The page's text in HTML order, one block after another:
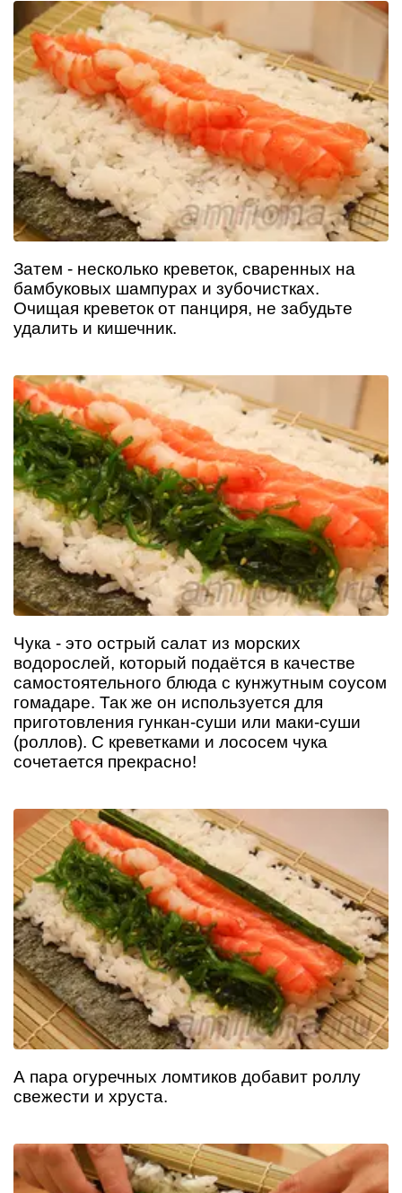
Затем - несколько креветок, сваренных на
бамбуковых шампурах и зубочистках.
Очищая креветок от панциря, не забудьте
удалить и кишечник.
Чука - это острый салат из морских
водорослей, который подаётся в качестве
самостоятельного блюда с кунжутным соусом
гомадаре. Так же он используется для
приготовления гункан-суши или маки-суши
(роллов). С креветками и лососем чука
сочетается прекрасно!
А пара огуречных ломтиков добавит роллу
свежести и хруста.